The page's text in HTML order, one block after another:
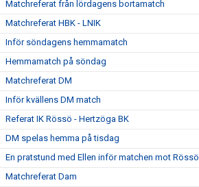
Matchreferat från lördagens bortamatch
Matchreferat HBK - LNIK
Inför söndagens hemmamatch
Hemmamatch på söndag
Matchreferat DM
Inför kvällens DM match
Referat IK Rössö - Hertzöga BK
DM spelas hemma på tisdag
En pratstund med Ellen inför matchen mot Rössö
Matchreferat Dam